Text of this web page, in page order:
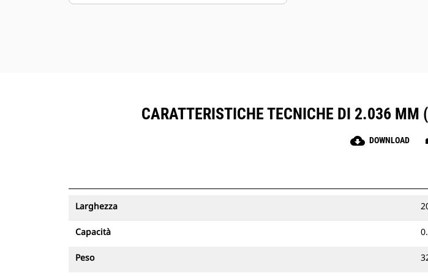
CARATTERISTICHE TECNICHE DI 2.036
cloud_download DOWNLOAD
Larghezza
Capacità
Peso